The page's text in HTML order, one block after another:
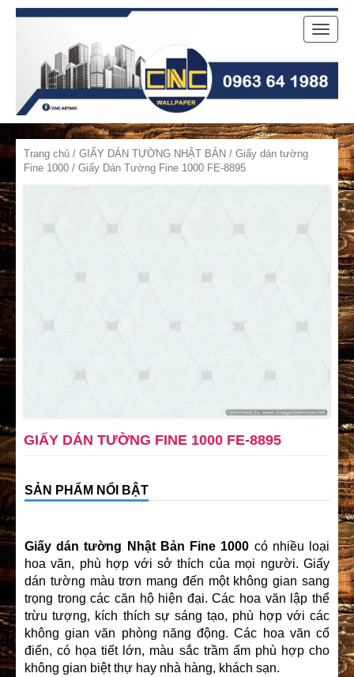
Toggle
Trang chủ / GIẤY DÁN TƯỜNG NHẬT BẢN / Giấy dán tường
Fine 1000 / Giấy Dán Tường Fine 1000 FE-8895
GIẤY DÁN TƯỜNG FINE 1000 FE-8895
SẢN PHẨM NỔI BẬT
Giấy dán tường Nhật Bản Fine 1000 có nhiều loại
hoa văn, phù hợp với sở thích của mọi người. Giấy
dán tường màu trơn mang đến một không gian sang
trọng trong các căn hộ hiện đại. Các hoa văn lập thể
trừu tượng, kích thích sự sáng tạo, phù hợp với các
không gian văn phòng năng động. Các hoa văn cổ
điển, có họa tiết lớn, màu sắc trầm ấm phù hợp cho
không gian biệt thự hay nhà hàng, khách sạn.